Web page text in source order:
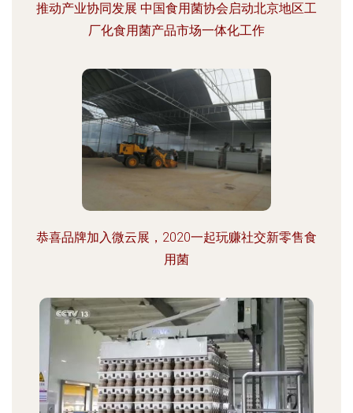
推动产业协同发展 中国食用菌协会启动北京地区工
厂化食用菌产品市场一体化工作
恭喜品牌加入微云展，2020一起玩赚社交新零售食
用菌